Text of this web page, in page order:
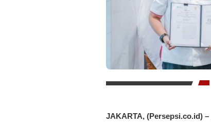
JAKARTA, (Persepsi.co.id) –